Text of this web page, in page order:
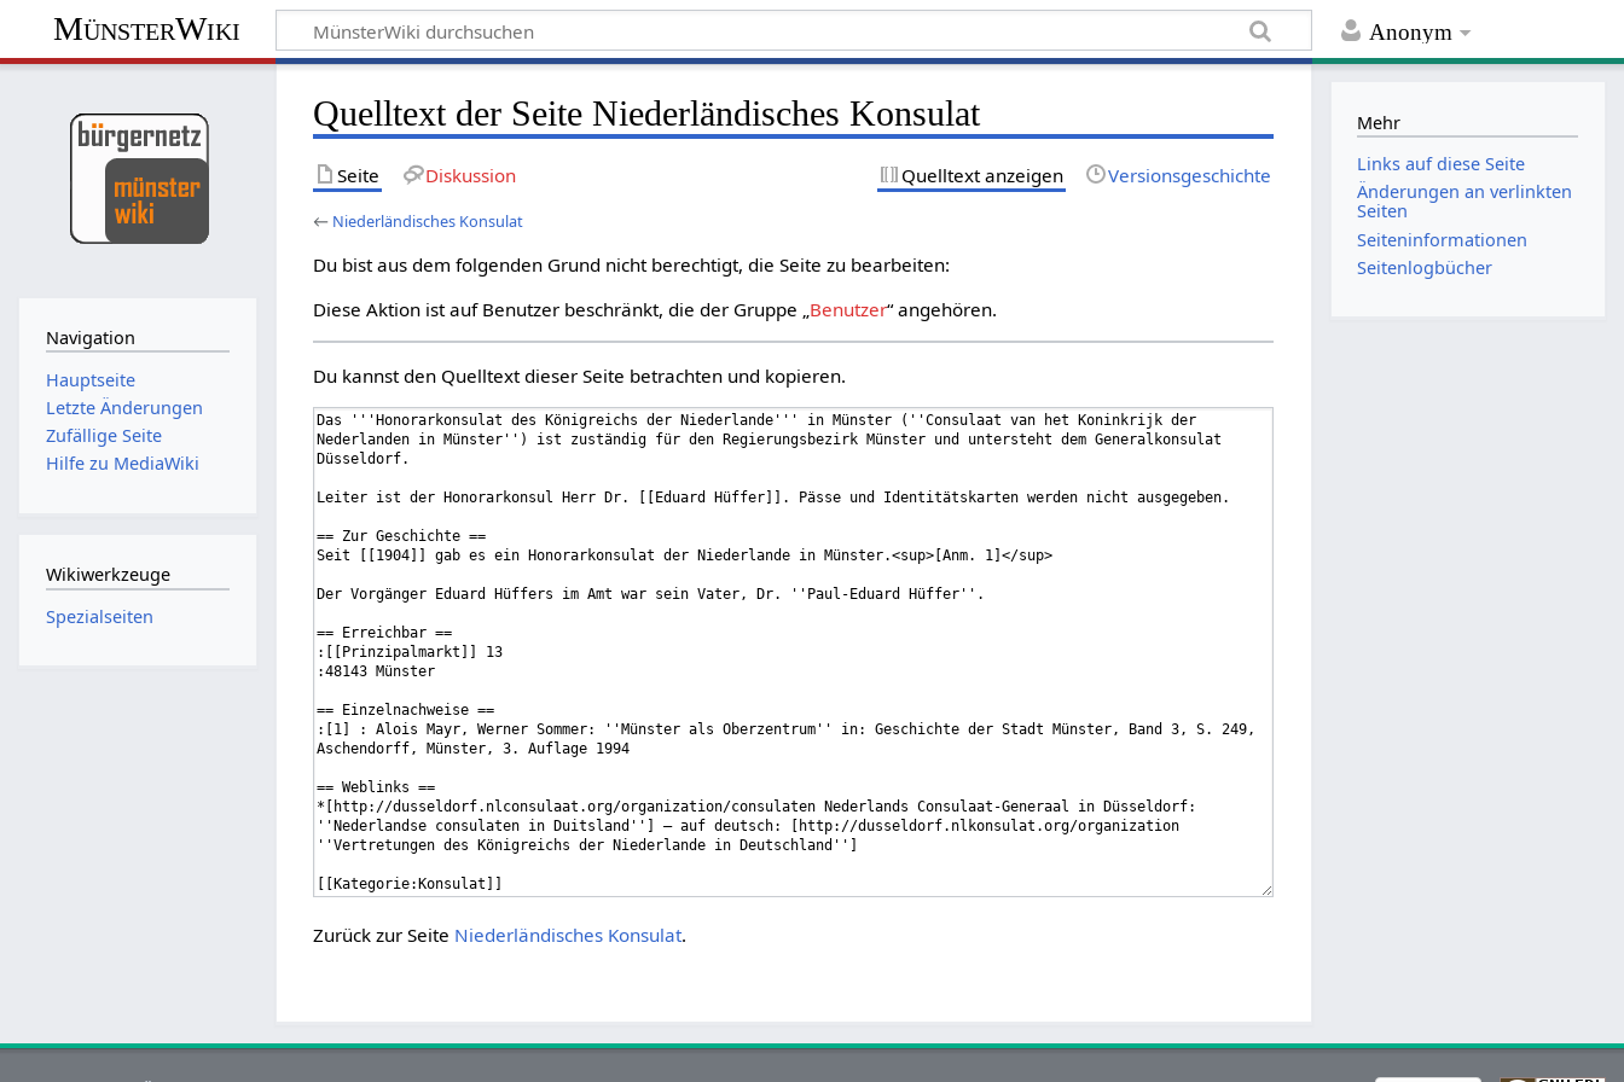
Anonym
MünsterWiki
Quelltext der Seite Niederländisches Konsulat
Seite Diskussion Quelltext anzeigen Versionsgeschichte
← Niederländisches Konsulat
Du bist aus dem folgenden Grund nicht berechtigt, die Seite zu bearbeiten:
Diese Aktion ist auf Benutzer beschränkt, die der Gruppe „Benutzer“ angehören.
Du kannst den Quelltext dieser Seite betrachten und kopieren.
Zurück zur Seite Niederländisches Konsulat.
Navigation
Hauptseite
Letzte Änderungen
Zufällige Seite
Hilfe zu MediaWiki
Wikiwerkzeuge
Spezialseiten
Mehr
Links auf diese Seite
Änderungen an verlinkten
Seiten
Seiten­informationen
Seitenlogbücher